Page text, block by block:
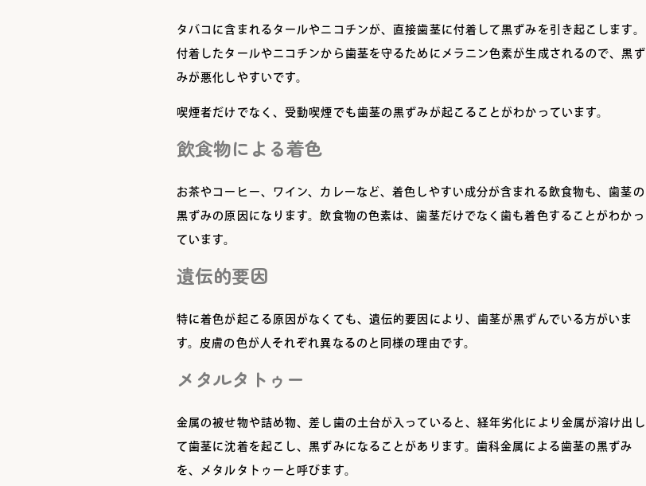
タバコに含まれるタールやニコチンが、直接歯茎に付着して黒ずみを引き起こします。
付着したタールやニコチンから歯茎を守るためにメラニン色素が生成されるので、黒ず
みが悪化しやすいです。
喫煙者だけでなく、受動喫煙でも歯茎の黒ずみが起こることがわかっています。
飲食物による着色
お茶やコーヒー、ワイン、カレーなど、着色しやすい成分が含まれる飲食物も、歯茎の
黒ずみの原因になります。飲食物の色素は、歯茎だけでなく歯も着色することがわかっ
ています。
遺伝的要因
特に着色が起こる原因がなくても、遺伝的要因により、歯茎が黒ずんでいる方がいま
す。皮膚の色が人それぞれ異なるのと同様の理由です。
メタルタトゥー
金属の被せ物や詰め物、差し歯の土台が入っていると、経年劣化により金属が溶け出し
て歯茎に沈着を起こし、黒ずみになることがあります。歯科金属による歯茎の黒ずみ
を、メタルタトゥーと呼びます。